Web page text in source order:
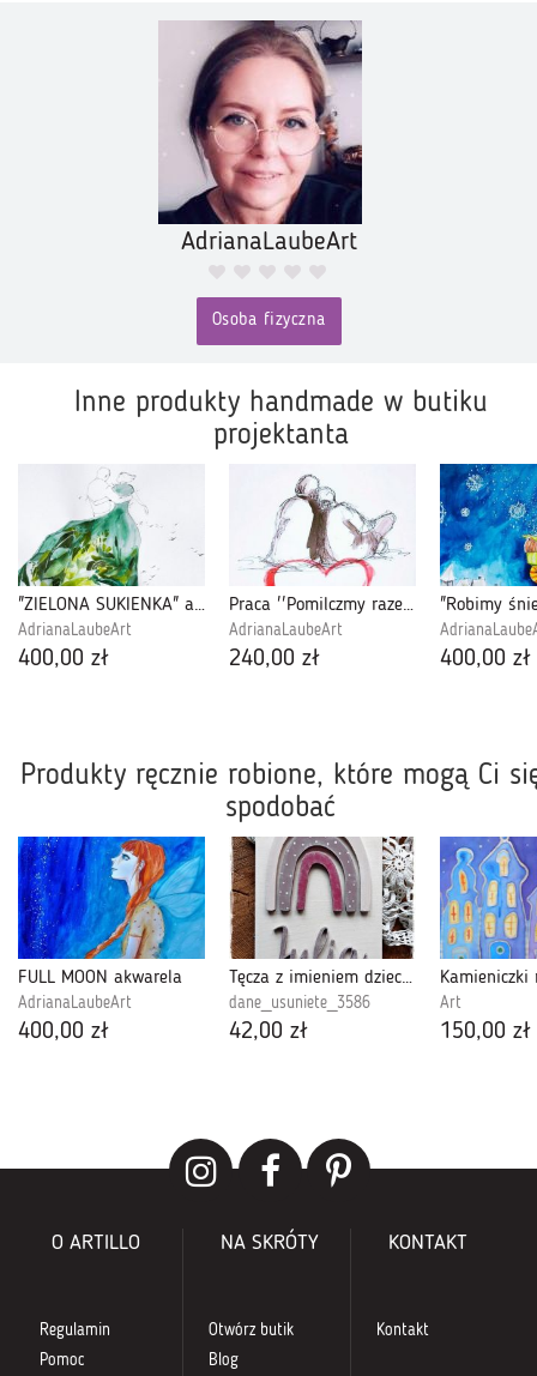
AdrianaLaubeArt
Osoba fizyczna
Inne produkty handmade w butiku
projektanta
"ZIELONA SUKIENKA" akwarela - obraz A3
AdrianaLaubeArt
400,00 zł
Praca ''Pomilczmy razem'' artystki A.Laube
AdrianaLaubeArt
240,00 zł 400,00 zł
Produkty ręcznie robione, które mogą Ci
spodobać
FULL MOON akwarela
AdrianaLaubeArt
400,00 zł
Tęcza z imieniem dziecka - zawieszka JULIA
dane_usuniete_3586
42,00 zł
Kamieniczki
Art
150,00 zł
O ARTILLO
Regulamin
Pomoc
NA SKRÓTY
Otwórz butik
Blog
KONTAKT
Kontakt